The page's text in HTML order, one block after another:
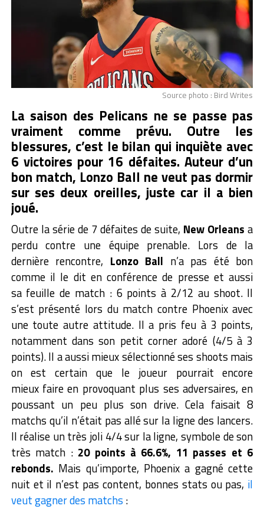
Source photo : Bird Writes
La saison des Pelicans ne se passe pas
vraiment comme prévu. Outre les
blessures, c’est le bilan qui inquiète avec
6 victoires pour 16 défaites. Auteur d’un
bon match, Lonzo Ball ne veut pas dormir
sur ses deux oreilles, juste car il a bien
joué.
Outre la série de 7 défaites de suite, New Orleans a
perdu contre une équipe prenable. Lors de la
dernière rencontre, Lonzo Ball n’a pas été bon
comme il le dit en conférence de presse et aussi
sa feuille de match : 6 points à 2/12 au shoot. Il
s’est présenté lors du match contre Phoenix avec
une toute autre attitude. Il a pris feu à 3 points,
notamment dans son petit corner adoré (4/5 à 3
points). Il a aussi mieux sélectionné ses shoots mais
on est certain que le joueur pourrait encore
mieux faire en provoquant plus ses adversaires, en
poussant un peu plus son drive. Cela faisait 8
matchs qu’il n’était pas allé sur la ligne des lancers.
Il réalise un très joli 4/4 sur la ligne, symbole de son
très match :20 points à 66.6%, 11 passes et 6
rebonds. Mais qu’importe, Phoenix a gagné cette
nuit et il n’est pas content, bonnes stats ou pas, il
veut gagner des matchs :